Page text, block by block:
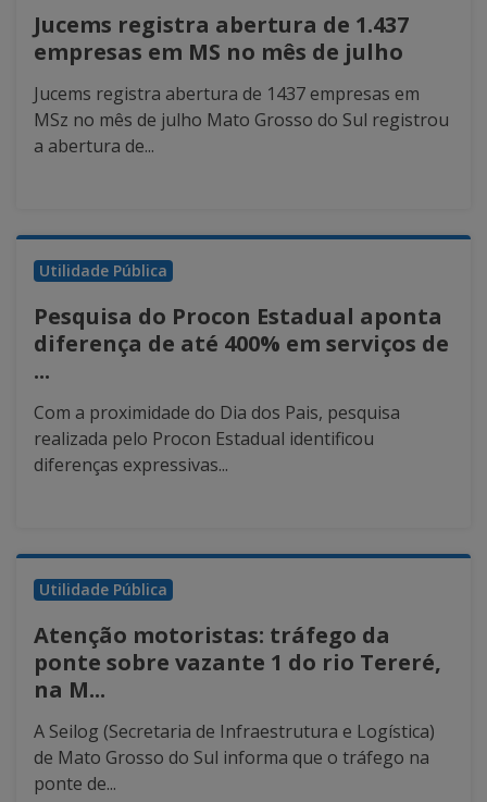
Jucems registra abertura de 1.437
empresas em MS no mês de julho
Jucems registra abertura de 1437 empresas em
MSz no mês de julho Mato Grosso do Sul registrou
a abertura de...
Utilidade Pública
Pesquisa do Procon Estadual aponta
diferença de até 400% em serviços de
...
Com a proximidade do Dia dos Pais, pesquisa
realizada pelo Procon Estadual identificou
diferenças expressivas...
Utilidade Pública
Atenção motoristas: tráfego da
ponte sobre vazante 1 do rio Tereré,
na M...
A Seilog (Secretaria de Infraestrutura e Logística)
de Mato Grosso do Sul informa que o tráfego na
ponte de...